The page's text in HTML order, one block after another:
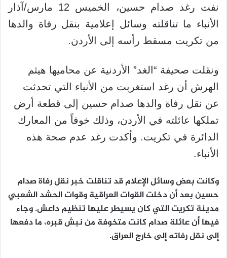
نفت رغد صدام حسين، الخميس 12 مارس/آذار
الأنباء ما تناقلته وسائل إعلامية بنقل رفاة والدها
من تكريت مسقط رأسه إلى الأردن.
ونقلت صحيفة “الغد” الأردنية عن محاميها هيثم
الهرش أن رغد استغربت من الأنباء التي تحدثت
عن نقل رفاة والدها صدام حسين إلى قطعة أرض
تملكها عائلته في الأردن، وذلك خوفاً من المعارك
الدائرة في تكريت. وأكدت رغد عدم صحة هذه
الأنباء.
وكانت بعض وسائل الإعلام قد تناقلت خبر نقل رفاة صدام
حسين بعد أن دخلت القوات العراقية وقوات الحشد الشعبي
مدينة تكريت التي كان يسيطر عليها تنظيم داعش. وجاء
فيها أن عائلة صدام كانت متخوفة من نبش قبره، ما دفعها
إلى نقل رفاته إلى خارج العراق.